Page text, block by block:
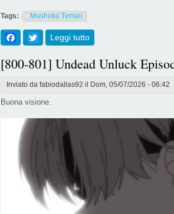
Tags: Mushoku Tensei
Facebook
Twitter
Leggi tutto
[800-801] Undead Unluck
Inviato da fabiodallas92 il Dom, 05/07/2026 - 06:42
Buona visione.